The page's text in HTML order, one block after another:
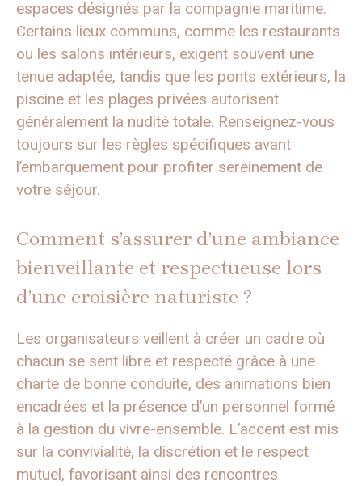
espaces désignés par la compagnie maritime.
Certains lieux communs, comme les restaurants
ou les salons intérieurs, exigent souvent une
tenue adaptée, tandis que les ponts extérieurs, la
piscine et les plages privées autorisent
généralement la nudité totale. Renseignez-vous
toujours sur les règles spécifiques avant
l’embarquement pour profiter sereinement de
votre séjour.
Comment s’assurer d’une ambiance
bienveillante et respectueuse lors
d’une croisière naturiste ?
Les organisateurs veillent à créer un cadre où
chacun se sent libre et respecté grâce à une
charte de bonne conduite, des animations bien
encadrées et la présence d’un personnel formé
à la gestion du vivre-ensemble. L’accent est mis
sur la convivialité, la discrétion et le respect
mutuel, favorisant ainsi des rencontres